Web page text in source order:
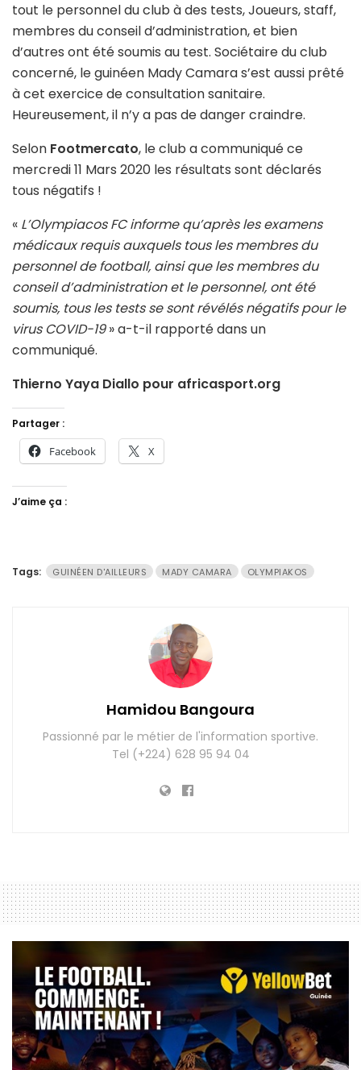
tout le personnel du club à des tests, Joueurs, staff,
membres du conseil d’administration, et bien
d’autres ont été soumis au test. Sociétaire du club
concerné, le guinéen Mady Camara s’est aussi prêté
à cet exercice de consultation sanitaire.
Heureusement, il n’y a pas de danger craindre.
Selon Footmercato, le club a communiqué ce
mercredi 11 Mars 2020 les résultats sont déclarés
tous négatifs !
« L’Olympiacos FC informe qu’après les examens
médicaux requis auxquels tous les membres du
personnel de football, ainsi que les membres du
conseil d’administration et le personnel, ont été
soumis, tous les tests se sont révélés négatifs pour le
virus COVID-19» a-t-il rapporté dans un
communiqué.
Thierno Yaya Diallo pour africasport.org
Partager :
Facebook X
J’aime ça :
Tags: GUINÉEN D'AILLEURS MADY CAMARA OLYMPIAKOS
Hamidou Bangoura
Passionné par le métier de l'information sportive.
Tel (+224) 628 95 94 04